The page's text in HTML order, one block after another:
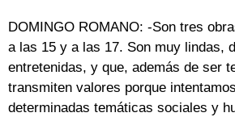
DOMINGO ROMANO: -Son tres
a las 15 y a las 17. Son muy lindas,
entretenidas, y que, además de ser
transmiten valores porque
determinadas temáticas sociales y